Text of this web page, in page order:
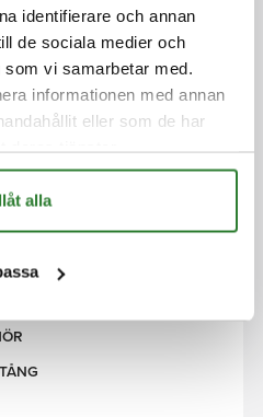
identifierare och annan
de sociala medier och
vi samarbetar med.
informationen med annan
eller som de har
alla
FÖR FLAGGSTÅNG